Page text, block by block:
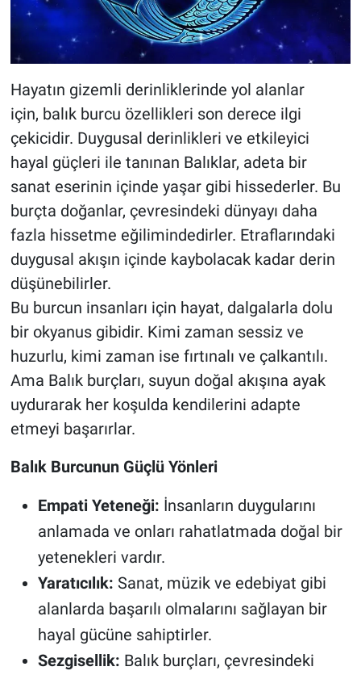
Hayatın gizemli derinliklerinde yol alanlar
için, balık burcu özellikleri son derece ilgi
çekicidir. Duygusal derinlikleri ve etkileyici
hayal güçleri ile tanınan Balıklar, adeta bir
sanat eserinin içinde yaşar gibi hissederler. Bu
burçta doğanlar, çevresindeki dünyayı daha
fazla hissetme eğilimindedirler. Etraflarındaki
duygusal akışın içinde kaybolacak kadar derin
düşünebilirler.
Bu burcun insanları için hayat, dalgalarla dolu
bir okyanus gibidir. Kimi zaman sessiz ve
huzurlu, kimi zaman ise fırtınalı ve çalkantılı.
Ama Balık burçları, suyun doğal akışına ayak
uydurarak her koşulda kendilerini adapte
etmeyi başarırlar.
Balık Burcunun Güçlü Yönleri
Empati Yeteneği: İnsanların duygularını
anlamada ve onları rahatlatmada doğal bir
yetenekleri vardır.
Yaratıcılık: Sanat, müzik ve edebiyat gibi
alanlarda başarılı olmalarını sağlayan bir
hayal gücüne sahiptirler.
Sezgisellik: Balık burçları, çevresindeki